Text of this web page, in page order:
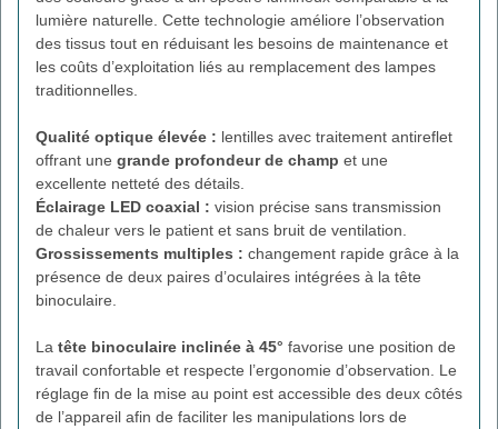
lumière naturelle. Cette technologie améliore l’observation
des tissus tout en réduisant les besoins de maintenance et
les coûts d’exploitation liés au remplacement des lampes
traditionnelles.
Qualité optique élevée : lentilles avec traitement antireflet
offrant une grande profondeur de champ et une
excellente netteté des détails.
Éclairage LED coaxial : vision précise sans transmission
de chaleur vers le patient et sans bruit de ventilation.
Grossissements multiples : changement rapide grâce à la
présence de deux paires d’oculaires intégrées à la tête
binoculaire.
La tête binoculaire inclinée à 45° favorise une position de
travail confortable et respecte l’ergonomie d’observation. Le
réglage fin de la mise au point est accessible des deux côtés
de l’appareil afin de faciliter les manipulations lors de